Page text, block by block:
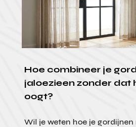
Hoe combineer je
jaloezieen zonder dat
oogt?
Wil je weten hoe je